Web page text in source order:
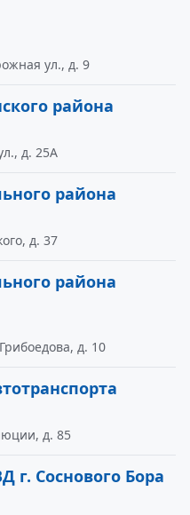
ул., д. 9
района
д. 25А
района
д. 37
района
д. 10
д. 85
г. Соснового Бора